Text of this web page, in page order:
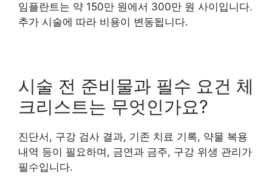
임플란트는 약 150만 원에서 300만 원 사이입니다.
추가 시술에 따라 비용이 변동됩니다.
시술 전 준비물과 필수 요건 체
크리스트는 무엇인가요?
진단서, 구강 검사 결과, 기존 치료 기록, 약물 복용
내역 등이 필요하며, 금연과 금주, 구강 위생 관리가
필수입니다.